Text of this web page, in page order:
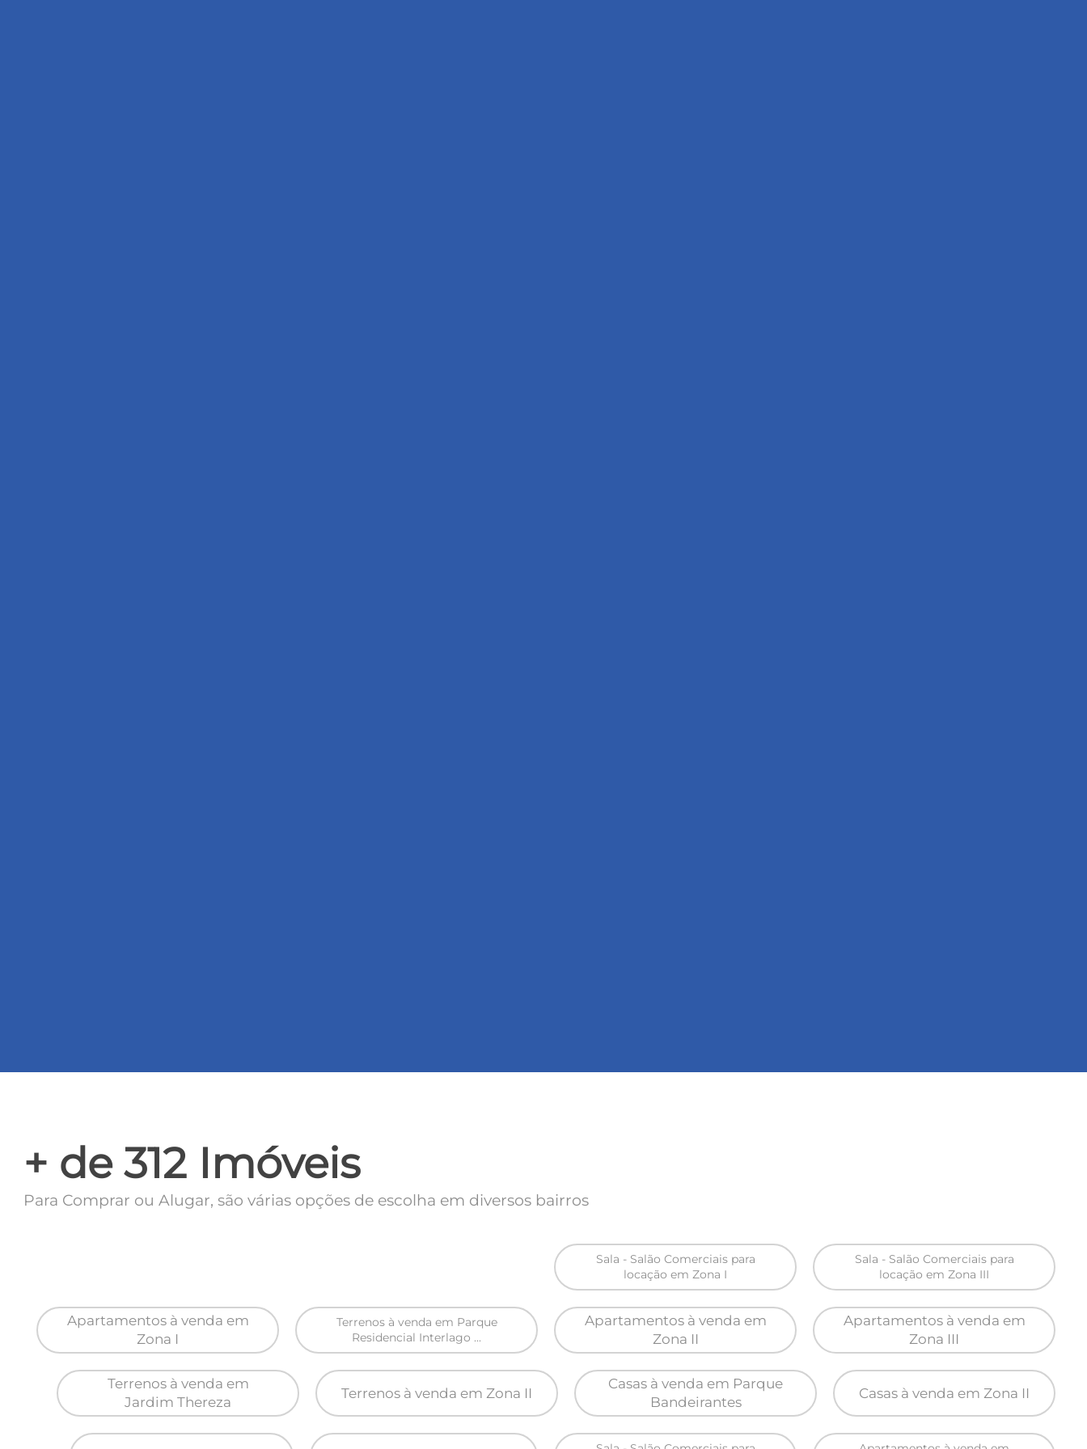
+ de 312 Imóveis
Para Comprar ou Alugar, são várias opções de escolha em diversos bairros
Sala - Salão Comerciais para
locação em Zona I
Sala - Salão Comerciais para
locação em Zona III
Apartamentos à venda em
Zona I
Terrenos à venda em Parque
Residencial Interlago ...
Apartamentos à venda em
Zona II
Apartamentos à venda em
Zona III
Terrenos à venda em
Jardim Thereza
Terrenos à venda em Zona II
Casas à venda em Parque
Bandeirantes
Casas à venda em Zona II